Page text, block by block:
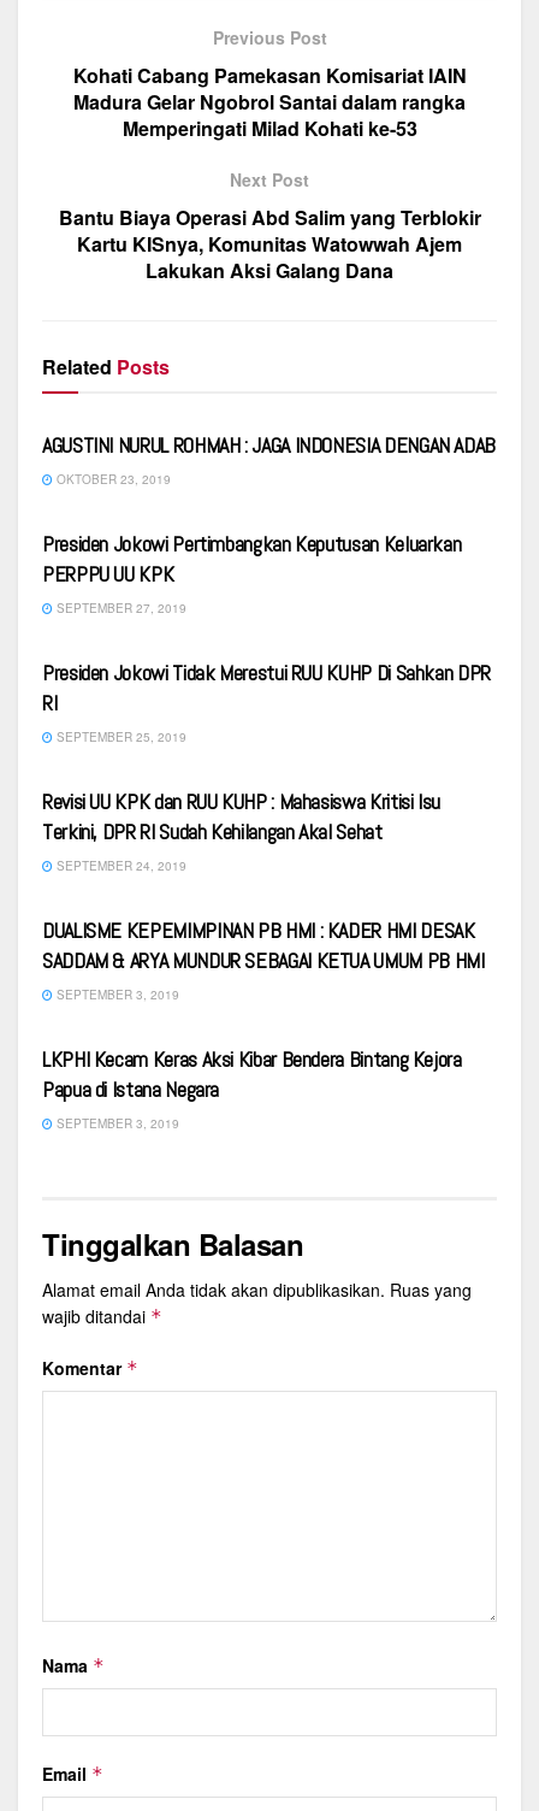
k
b
o
A
p
p
gr
a
m
Previous Post
Kohati Cabang Pamekasan Komisariat IAIN
Madura Gelar Ngobrol Santai dalam rangka
Memperingati Milad Kohati ke-53
Next Post
Bantu Biaya Operasi Abd Salim yang Terblokir
Kartu KISnya, Komunitas Watowwah Ajem
Lakukan Aksi Galang Dana
Related Posts
VIDEO
AGUSTINI NURUL ROHMAH : JAGA INDONESIA DENGAN ADAB
OKTOBER 23, 2019
Presiden Jokowi Pertimbangkan Keputusan Keluarkan
PERPPU UU KPK
SEPTEMBER 27, 2019
Presiden Jokowi Tidak Merestui RUU KUHP Di Sahkan DPR
RI
SEPTEMBER 25, 2019
Revisi UU KPK dan RUU KUHP : Mahasiswa Kritisi Isu
Terkini, DPR RI Sudah Kehilangan Akal Sehat
SEPTEMBER 24, 2019
DUALISME KEPEMIMPINAN PB HMI : KADER HMI DESAK
SADDAM & ARYA MUNDUR SEBAGAI KETUA UMUM PB HMI
SEPTEMBER 3, 2019
LKPHI Kecam Keras Aksi Kibar Bendera Bintang Kejora
Papua di Istana Negara
SEPTEMBER 3, 2019
Tinggalkan Balasan
Alamat email Anda tidak akan dipublikasikan. Ruas yang
wajib ditandai *
Komentar *
Nama *
Email *